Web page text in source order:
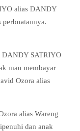
alias DANDY
DANDY SATRIYO
mau membayar
Ozora alias
alias Wareng
dan anak